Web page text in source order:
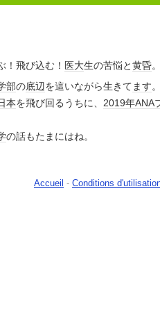
！飛び込む！ 医大生の苦悩と黄昏
部の底辺を這いながら生きてます
本を飛び回るうちに、 2019年ANA
の話もたまにはね。
Accueil - Conditions